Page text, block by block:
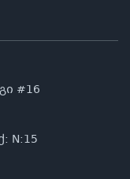
#16
N:15